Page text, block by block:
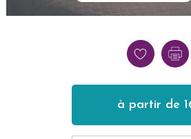
à partir de